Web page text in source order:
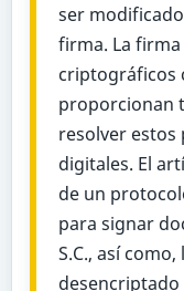
ser
firma. La
criptográficos
proporcionan
resolver estos
digitales. El
de un
para signar
S.C., así